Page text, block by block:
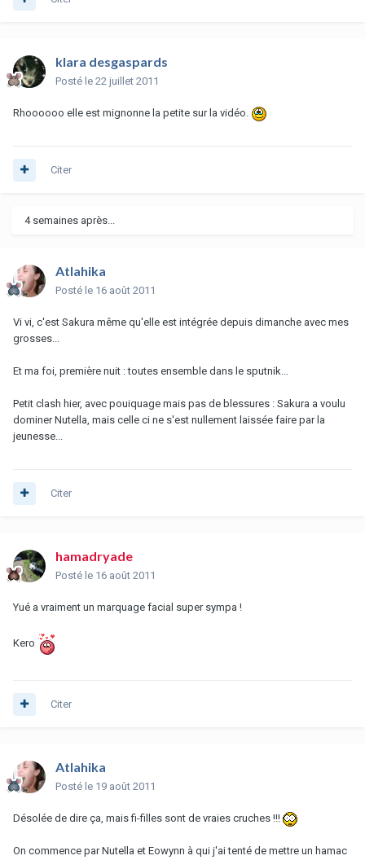
klara desgaspards
Posté le 22 juillet 2011
Rhoooooo elle est mignonne la petite sur la vidéo.
Citer
4 semaines après...
Atlahika
Posté le 16 août 2011
Vi vi, c'est Sakura même qu'elle est intégrée depuis dimanche avec mes
grosses...
Et ma foi, première nuit : toutes ensemble dans le sputnik...
Petit clash hier, avec pouiquage mais pas de blessures : Sakura a voulu
dominer Nutella, mais celle ci ne s'est nullement laissée faire par la
jeunesse...
Citer
hamadryade
Posté le 16 août 2011
Yué a vraiment un marquage facial super sympa !
Kero
Citer
Atlahika
Posté le 19 août 2011
Désolée de dire ça, mais fi-filles sont de vraies cruches !!!
On commence par Nutella et Eowynn à qui j'ai tenté de mettre un hamac